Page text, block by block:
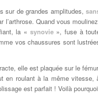
sur de grandes amplitudes,
l’arthrose. Quand vous
la « synovie», fuse à
vos chaussures sont
elle est plaquée sur le
en roulant à la même vitesse,
est parfait ! Voilà